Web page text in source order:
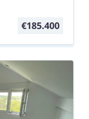
€185.400